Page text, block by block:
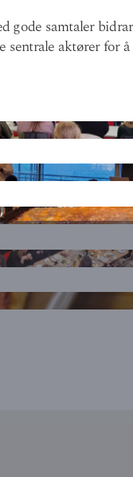
gode samtaler
sentrale aktører for å